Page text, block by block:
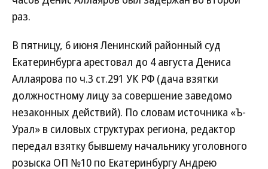
раз.
В пятницу, 6 июня Ленинский районный суд
Екатеринбурга арестовал до 4 августа Дениса
Аллаярова по ч.3 ст.291 УК РФ (дача взятки
должностному лицу за совершение заведомо
незаконных действий). По словам источника «Ъ-
Урал» в силовых структурах региона, редактор
передал взятку бывшему начальнику уголовного
розыска ОП №10 по Екатеринбургу Андрею